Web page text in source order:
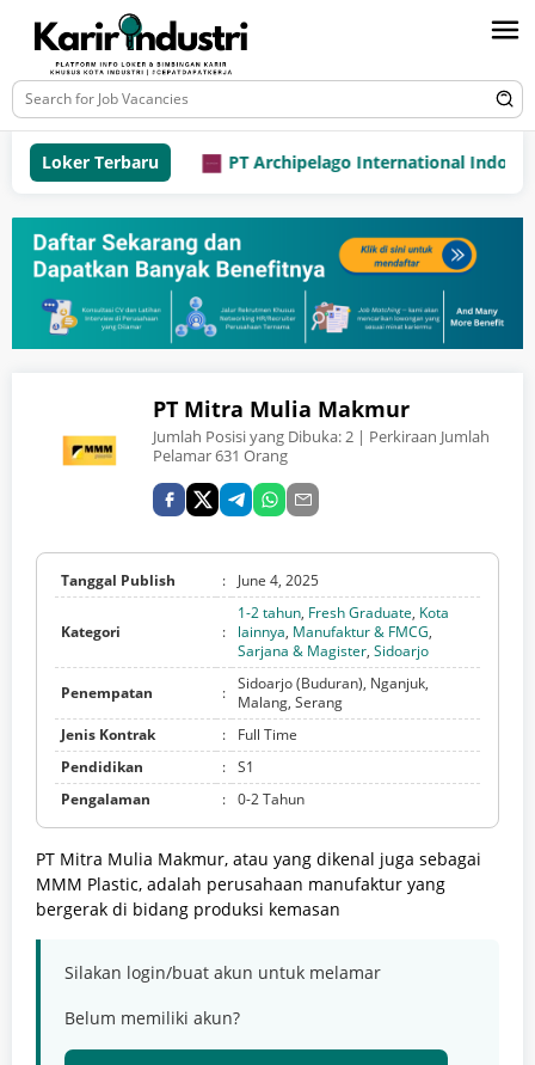
Loker Terbaru PT Archipelago International
PT Mitra Mulia Makmur
Jumlah Posisi yang Dibuka:2 | Perkiraan Jumlah
Pelamar 631 Orang
Tanggal Publish : June 4, 2025
Kategori :
1-2 tahun, Fresh Graduate, Kota
lainnya, Manufaktur & FMCG,
Sarjana & Magister, Sidoarjo
Penempatan : Sidoarjo (Buduran), Nganjuk,
Malang, Serang
Jenis Kontrak
:
Full Time
Pendidikan
: S1
Pengalaman
: 0-2 Tahun
PT Mitra Mulia Makmur, atau yang dikenal juga sebagai
MMM Plastic, adalah perusahaan manufaktur yang
bergerak di bidang produksi kemasan
Silakan login/buat akun untuk melamar
Belum memiliki akun?